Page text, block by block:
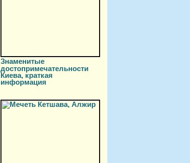
Знаменитые
достопримечательности
Киева, краткая
информация